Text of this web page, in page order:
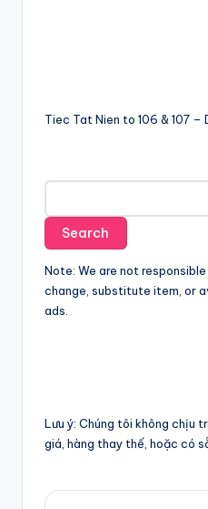
Tiec Tat Nien to 106 & 107 –
Note: We are not
change, substitute item, or
ads.
Lưu ý: Chúng tôi không chịu
giá, hàng thay thế, hoặc có